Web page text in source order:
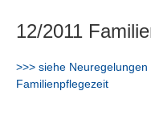
12/2011
>>> siehe
Familienpflegezeit